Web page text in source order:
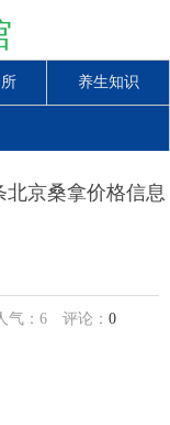
养生知识
北京桑拿价格信息
： 6评论： 0